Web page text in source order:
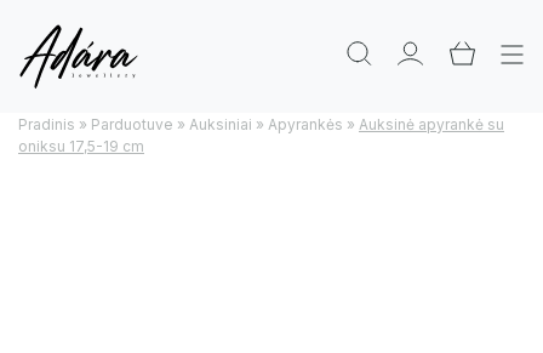
Pradinis » Parduotuve » Auksiniai » Apyrankės » Auksinė apyrankė su
oniksu 17,5-19 cm